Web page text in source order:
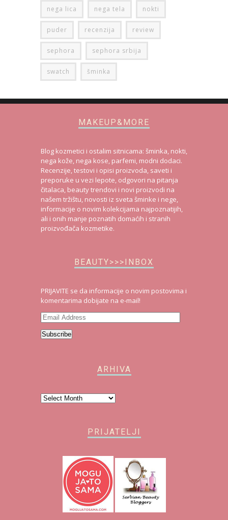
nega lica nega tela nokti
puder recenzija review
sephora sephora srbija
swatch šminka
MAKEUP&MORE
Blog kozmetici i ostalim sitnicama: šminka, nokti,
nega kože, nega kose, parfemi, modni dodaci.
Recenzije, testovi i opisi proizvoda, saveti i
preporuke u vezi lepote, odgovori na pitanja
čitalaca, beauty trendovi i novi proizvodi na
našem tržištu, novosti iz sveta šminke i nege,
informacije o novim kolekcijama najpoznatijih,
ali i onih manje poznatih domaćih i stranih
proizvođača kozmetike.
BEAUTY>>>INBOX
PRIJAVITE se da informacije o novim postovima i
komentarima dobijate na e-mail!
Email
Address
Subscribe
ARHIVA
Arhiva
PRIJATELJI